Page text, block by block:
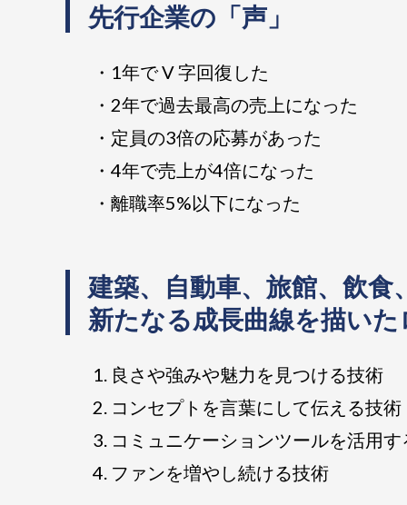
先行企業の「声」
・1年で V 字回復した
・2年で過去最高の売上になった
・定員の3倍の応募があった
・4年で売上が4倍になった
・離職率5%以下になった
建築、自動車、旅館、飲食
新たなる成長曲線を描い
1. 良さや強みや魅力を見つける技術
2. コンセプトを言葉にして伝える技術
3. コミュニケーションツールを活用す
4. ファンを増やし続ける技術